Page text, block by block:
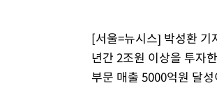
[서울=뉴시스] 박성환 기
년간 2조원 이상을 투자
부문 매출 5000억원 달